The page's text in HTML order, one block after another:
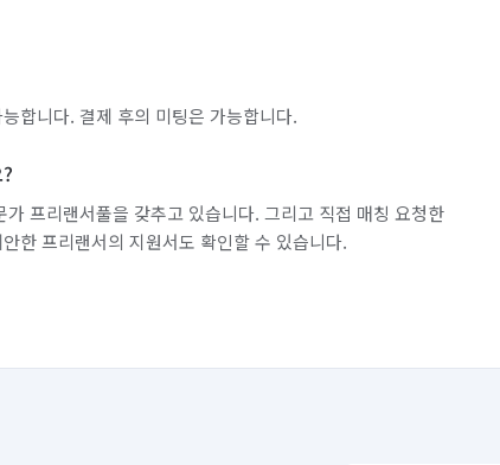
합니다. 결제 후의 미팅은 가능합니다.
프리랜서풀을 갖추고 있습니다. 그리고 직접 매칭 요청한
한 프리랜서의 지원서도 확인할 수 있습니다.